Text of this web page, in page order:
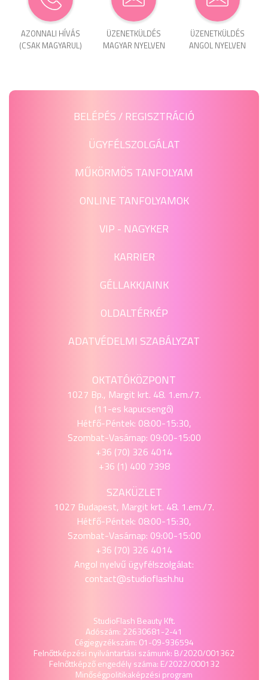
AZONNALI HÍVÁS
(CSAK MAGYARUL)
ÜZENET­KÜLDÉS
MAGYAR NYELVEN
ÜZENET­KÜLDÉS
ANGOL NYELVEN
BELÉPÉS / REGISZTRÁCIÓ
ÜGYFÉLSZOLGÁLAT
MŰKÖRMÖS TANFOLYAM
ONLINE TANFOLYAMOK
VIP - NAGYKER
KARRIER
GÉLLAKKJAINK
OLDALTÉRKÉP
ADATVÉDELMI SZABÁLYZAT
OKTATÓKÖZPONT
1027 Bp., Margit krt. 48. 1.em./7.
(11-es kapucsengő)
Hétfő-Péntek: 08:00-15:30,
Szombat-Vasárnap: 09:00-15:00
+36 (70) 326 4014
+36 (1) 400 7398
SZAKÜZLET
1027 Budapest, Margit krt. 48. 1.em./7.
Hétfő-Péntek: 08:00-15:30,
Szombat-Vasárnap: 09:00-15:00
+36 (70) 326 4014
Angol nyelvű ügyfélszolgálat:
contact@studioflash.hu
StudioFlash Beauty Kft.
Adószám: 22630681-2-41
Cégjegyzékszám: 01-09-936594
Felnőttképzési nyilvántartási számunk: B/2020/001362
Felnőttképző engedély száma: E/2022/000132
Minőségpolitikaképzési program